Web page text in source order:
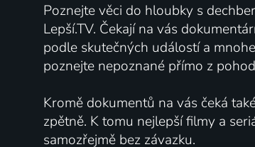
Poznejte věci do hloubky s
Lepší.TV. Čekají na vás
podle skutečných událostí a
poznejte nepoznané přímo z
Kromě dokumentů na vás čeká
zpětně. K tomu nejlepší filmy a
samozřejmě bez závazku.